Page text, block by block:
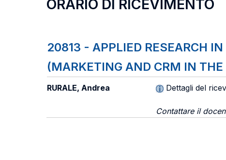
ORARIO DI RICEVIMENTO
20813 - APPLIED RESEARCH
(MARKETING AND CRM IN THE
RURALE, Andrea Dettagli del
Contattare il